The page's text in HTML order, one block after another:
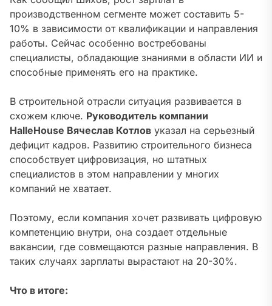
производственном сегменте может составить 5-
10% в зависимости от квалификации и направления
работы. Сейчас особенно востребованы
специалисты, обладающие знаниями в области ИИ и
способные применять его на практике.
В строительной отрасли ситуация развивается в
схожем ключе. Руководитель компании
HalleHouse Вячеслав Котлов указал на серьезный
дефицит кадров. Развитию строительного бизнеса
способствует цифровизация, но штатных
специалистов в этом направлении у многих
компаний не хватает.
Поэтому, если компания хочет развивать цифровую
компетенцию внутри, она создает отдельные
вакансии, где совмещаются разные направления. В
таких случаях зарплаты вырастают на 20-30%.
Что в итоге: